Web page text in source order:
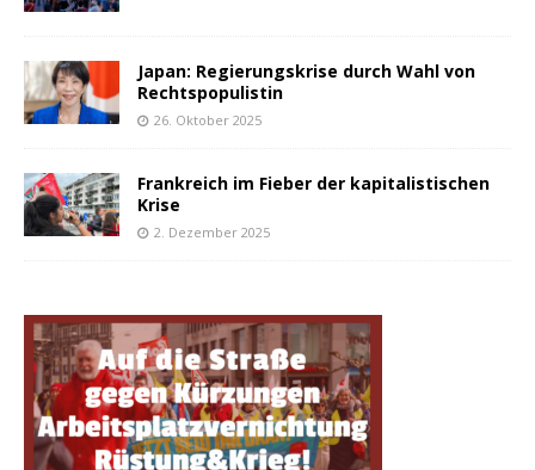
Japan: Regierungskrise durch Wahl von
Rechtspopulistin
26. Oktober 2025
Frankreich im Fieber der kapitalistischen
Krise
2. Dezember 2025